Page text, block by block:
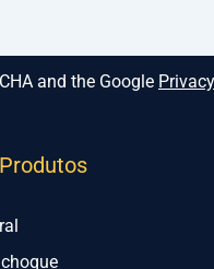
and the Google